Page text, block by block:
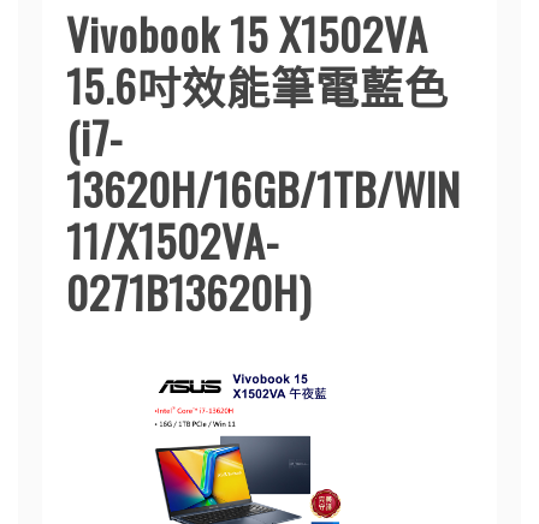
Vivobook 15 X1502VA
15.6吋效能筆電藍色
(i7-
13620H/16GB/1TB/WIN
11/X1502VA-
0271B13620H)